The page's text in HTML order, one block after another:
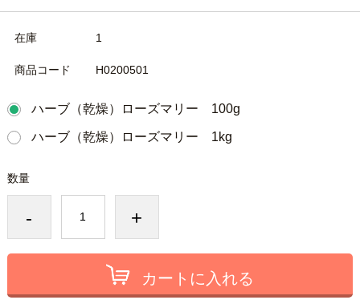
在庫 1
商品コード H0200501
ハーブ（乾燥）ローズマリー 100g
ハーブ（乾燥）ローズマリー 1kg
数量
- +
カートに入れる